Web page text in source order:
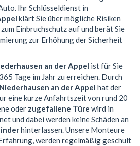
Ihr Schlüsseldienst in
klärt Sie über mögliche Risiken
Einbruchschutz auf und berät Sie
zur Erhöhung der Sicherheit
an der Appel ist für Sie
Tage im Jahr zu erreichen. Durch
Niederhausen an der Appel hat der
eine kurze Anfahrtszeit von rund 20
oder zugefallene Türe wird in
und dabei werden keine Schäden an
hinterlassen. Unsere Monteure
werden regelmäßig geschult